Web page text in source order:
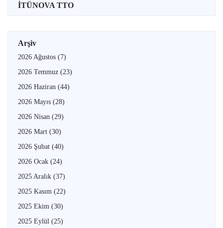
İTÜNOVA TTO
Arşiv
2026 Ağustos (7)
2026 Temmuz (23)
2026 Haziran (44)
2026 Mayıs (28)
2026 Nisan (29)
2026 Mart (30)
2026 Şubat (40)
2026 Ocak (24)
2025 Aralık (37)
2025 Kasım (22)
2025 Ekim (30)
2025 Eylül (25)